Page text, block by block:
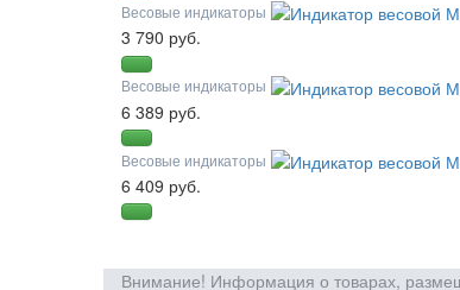
Весовые индикаторы
3 790 руб.
Весовые индикаторы
6 389 руб.
Весовые индикаторы
6 409 руб.
Внимание! Информация о товарах,